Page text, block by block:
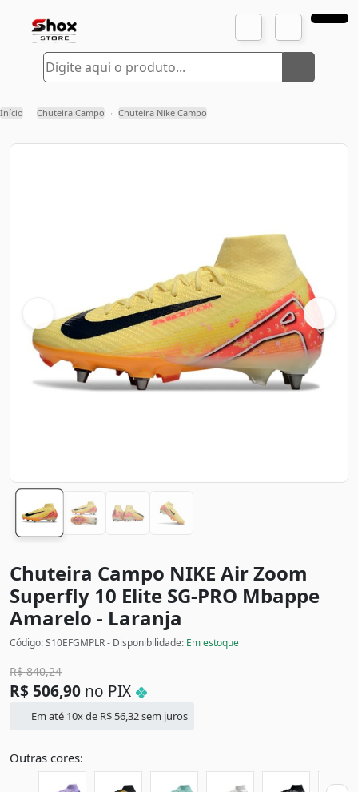
Início › Chuteira Campo › Chuteira Nike Campo
Chuteira Campo NIKE Air Zoom
Superfly 10 Elite SG-PRO Mbappe
Amarelo - Laranja
Código: S10EFGMPLR - Disponibilidade: Em estoque
R$840,24
R$ 506,90 no PIX
Em até 10x de R$ 56,32sem juros
Outras cores: